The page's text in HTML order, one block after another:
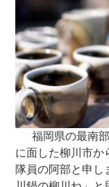
福岡県の最南部
に面した柳川市か
隊員の阿部と申